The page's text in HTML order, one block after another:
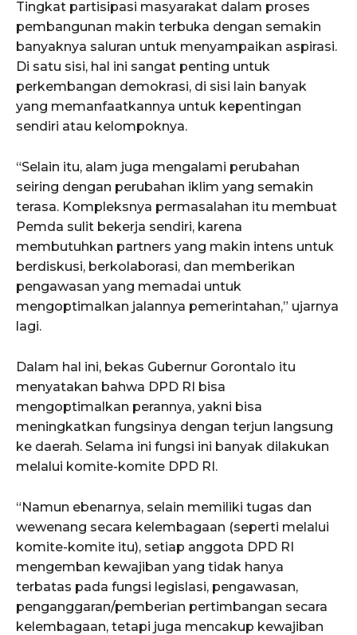
Tingkat partisipasi masyarakat dalam proses
pembangunan makin terbuka dengan semakin
banyaknya saluran untuk menyampaikan aspirasi.
Di satu sisi, hal ini sangat penting untuk
perkembangan demokrasi, di sisi lain banyak
yang memanfaatkannya untuk kepentingan
sendiri atau kelompoknya.
“Selain itu, alam juga mengalami perubahan
seiring dengan perubahan iklim yang semakin
terasa. Kompleksnya permasalahan itu membuat
Pemda sulit bekerja sendiri, karena
membutuhkan partners yang makin intens untuk
berdiskusi, berkolaborasi, dan memberikan
pengawasan yang memadai untuk
mengoptimalkan jalannya pemerintahan,” ujarnya
lagi.
Dalam hal ini, bekas Gubernur Gorontalo itu
menyatakan bahwa DPD RI bisa
mengoptimalkan perannya, yakni bisa
meningkatkan fungsinya dengan terjun langsung
ke daerah. Selama ini fungsi ini banyak dilakukan
melalui komite-komite DPD RI.
“Namun ebenarnya, selain memiliki tugas dan
wewenang secara kelembagaan (seperti melalui
komite-komite itu), setiap anggota DPD RI
mengemban kewajiban yang tidak hanya
terbatas pada fungsi legislasi, pengawasan,
penganggaran/pemberian pertimbangan secara
kelembagaan, tetapi juga mencakup kewajiban